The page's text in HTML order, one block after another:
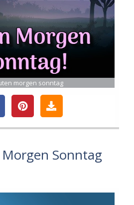
morgen sonntag
Sonntag